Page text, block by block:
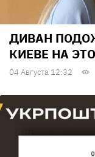
ДИВАН
КИЕВЕ НА
04 Августа 12:32